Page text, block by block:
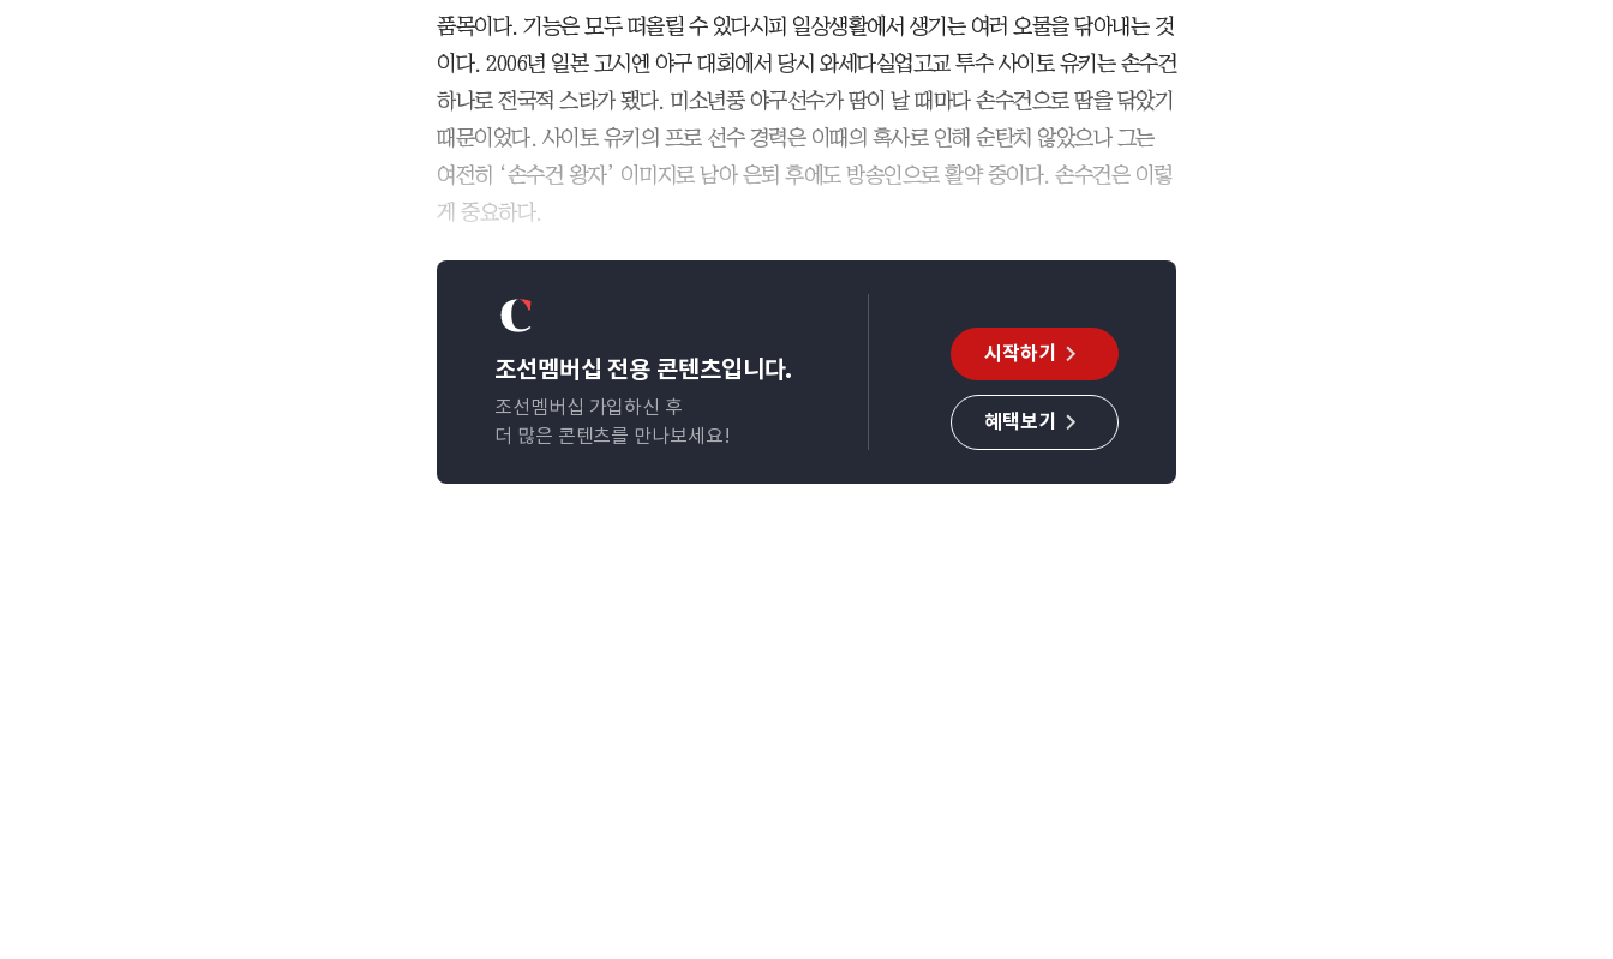
품목이다. 기능은 모두 떠올릴 수 있다시피 일상생활에서 생기는 여러 오물을 닦아내는 것
이다. 2006년 일본 고시엔 야구 대회에서 당시 와세다실업고교 투수 사이토 유키는 손수건
하나로 전국적 스타가 됐다. 미소년풍 야구선수가 땀이 날 때마다 손수건으로 땀을 닦았기
때문이었다. 사이토 유키의 프로 선수 경력은 이때의 혹사로 인해 순탄치 않았으나 그는
여전히 ‘손수건 왕자’ 이미지로 남아 은퇴 후에도 방송인으로 활약 중이다. 손수건은 이렇
게 중요하다.
조선멤버십 전용 콘텐츠입니다.
조선멤버십 가입하신 후
더 많은 콘텐츠를 만나보세요!
시작하기
혜택보기